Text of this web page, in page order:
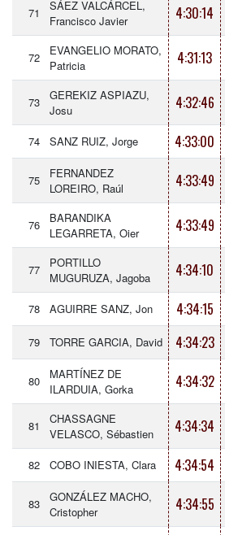
71
SÁEZ VALCÁRCEL,
Francisco Javier
4:30:14
72
EVANGELIO MORATO,
Patricia
4:31:13
73
GEREKIZ ASPIAZU,
Josu
4:32:46
74 SANZ RUIZ, Jorge 4:33:00
75
FERNANDEZ
LOREIRO, Raúl
4:33:49
76
BARANDIKA
LEGARRETA, Oier
4:33:49
77
PORTILLO
MUGURUZA, Jagoba
4:34:10
78 AGUIRRE SANZ, Jon 4:34:15
79 TORRE GARCIA, David 4:34:23
80
MARTÍNEZ DE
ILARDUIA, Gorka
4:34:32
81
CHASSAGNE
VELASCO, Sébastien
4:34:34
82 COBO INIESTA, Clara 4:34:54
83
GONZÁLEZ MACHO,
Cristopher
4:34:55